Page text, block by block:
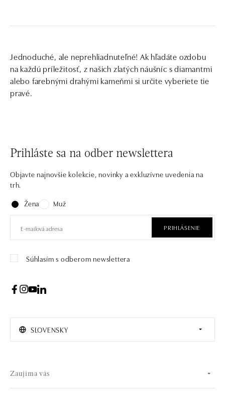
Jednoduché, ale neprehliadnuteľné! Ak hľadáte ozdobu
na každú príležitosť, z našich zlatých náušníc s diamantmi
alebo farebnými drahými kameňmi si určite vyberiete tie
pravé.
Prihláste sa na odber newslettera
Objavte najnovšie kolekcie, novinky a exkluzívne uvedenia na
trh.
Žena
Muž
PRIHLÁSENIE
Súhlasím s odberom newslettera
SLOVENSKY
Zaujíma vás